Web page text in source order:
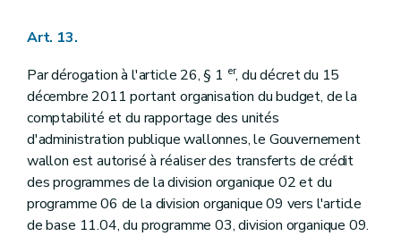
Art. 13.
Par dérogation à l'article 26, § 1 er, du décret du 15
décembre 2011 portant organisation du budget, de la
comptabilité et du rapportage des unités
d'administration publique wallonnes, le Gouvernement
wallon est autorisé à réaliser des transferts de crédit
des programmes de la division organique 02 et du
programme 06 de la division organique 09 vers l'article
de base 11.04, du programme 03, division organique 09.